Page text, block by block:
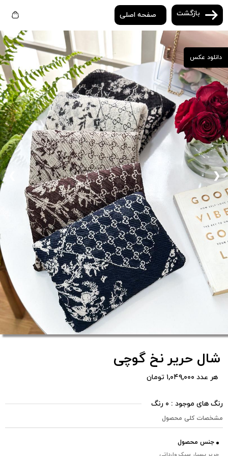
بازگشت صفحه اصلی
دانلود عکس
❯
شال حریر نخ گوچی
هر عدد ۱,۰۴۹,۰۰۰ تومان
رنگ های موجود : ۰ رنگ
مشخصات کلی محصول
جنس محصول